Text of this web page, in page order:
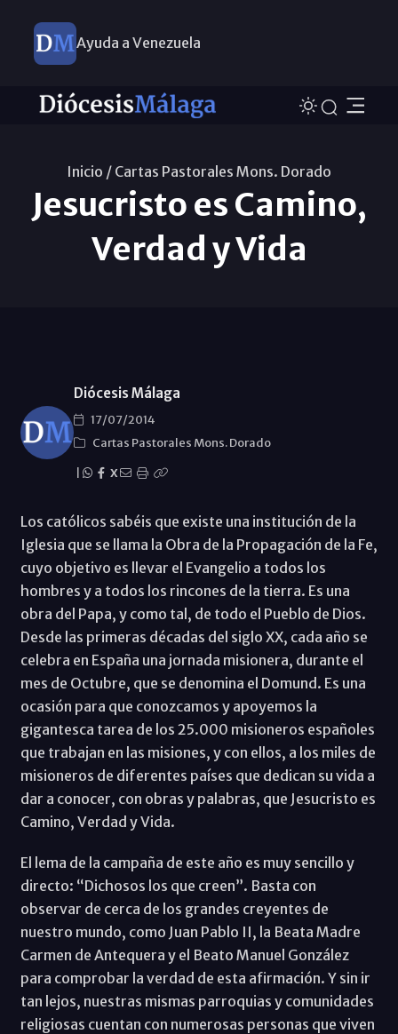
Ayuda a Venezuela
Inicio / Cartas Pastorales Mons. Dorado
Jesucristo es Camino,
Verdad y Vida
Diócesis Málaga
17/07/2014
Cartas Pastorales Mons. Dorado
X
Los católicos sabéis que existe una institución de la
Iglesia que se llama la Obra de la Propagación de la Fe,
cuyo objetivo es llevar el Evangelio a todos los
hombres y a todos los rincones de la tierra. Es una
obra del Papa, y como tal, de todo el Pueblo de Dios.
Desde las primeras décadas del siglo XX, cada año se
celebra en España una jornada misionera, durante el
mes de Octubre, que se denomina el Domund. Es una
ocasión para que conozcamos y apoyemos la
gigantesca tarea de los 25.000 misioneros españoles
que trabajan en las misiones, y con ellos, a los miles de
misioneros de diferentes países que dedican su vida a
dar a conocer, con obras y palabras, que Jesucristo es
Camino, Verdad y Vida.
El lema de la campaña de este año es muy sencillo y
directo: “Dichosos los que creen”. Basta con
observar de cerca de los grandes creyentes de
nuestro mundo, como Juan Pablo II, la Beata Madre
Carmen de Antequera y el Beato Manuel González
para comprobar la verdad de esta afirmación. Y sin ir
tan lejos, nuestras mismas parroquias y comunidades
religiosas cuentan con numerosas personas que viven